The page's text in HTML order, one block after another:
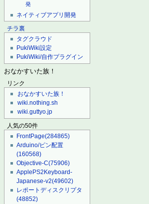
発
ネイティブアプリ開発
チラ裏
タグクラウド
PukiWiki設定
PukiWiki/自作プラグイン
おなかすいた族！
リンク
おなかすいた族！
wiki.nothing.sh
wiki.guttyo.jp
人気の50件
FrontPage(284865)
Arduino/ピン配置
(160568)
Objective-C(75906)
ApplePS2Keyboard-
Japanese-v2(49602)
レポートディスクリプタ
(48852)